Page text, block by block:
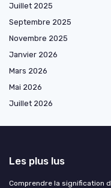
Juillet 2025
Septembre 2025
Novembre 2025
Janvier 2026
Mars 2026
Mai 2026
Juillet 2026
Les plus lus
Comprendre la signification